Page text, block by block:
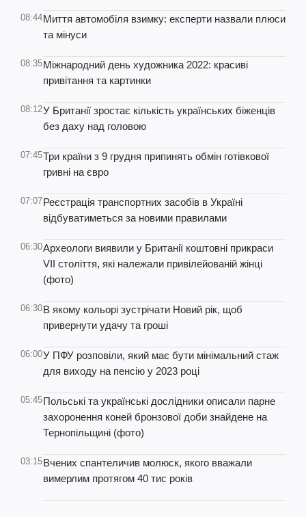
08:44Миття автомобіля взимку: експерти назвали плюси
та мінуси
08:35Міжнародний день художника 2022: красиві
привітання та картинки
08:12У Британії зростає кількість українських біженців
без даху над головою
07:45Три країни з 9 грудня припинять обмін готівкової
гривні на євро
07:07Реєстрація транспортних засобів в Україні
відбуватиметься за новими правилами
06:30Археологи виявили у Британії коштовні прикраси
VII століття, які належали привілейованій жінці
(фото)
06:30В якому кольорі зустрічати Новий рік, щоб
привернути удачу та гроші
06:00У ПФУ розповіли, який має бути мінімальний стаж
для виходу на пенсію у 2023 році
05:45Польські та українські дослідники описали парне
захоронення коней бронзової доби знайдене на
Тернопільщині (фото)
03:15Вчених спантеличив молюск, якого вважали
вимерлим протягом 40 тис років